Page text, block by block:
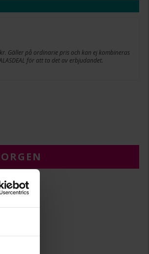
Gäller på ordinarie pris och kan ej kombineras
för att ta det av erbjudandet.